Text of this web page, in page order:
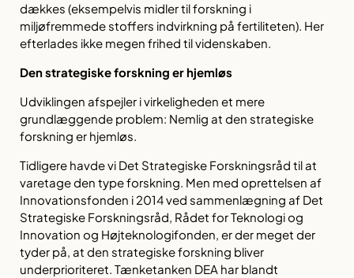
dækkes (eksempelvis midler til forskning i
miljøfremmede stoffers indvirkning på fertiliteten). Her
efterlades ikke megen frihed til videnskaben.
Den strategiske forskning er hjemløs
Udviklingen afspejler i virkeligheden et mere
grundlæggende problem: Nemlig at den strategiske
forskning er hjemløs.
Tidligere havde vi Det Strategiske Forskningsråd til at
varetage den type forskning. Men med oprettelsen af
Innovationsfonden i 2014 ved sammenlægning af Det
Strategiske Forskningsråd, Rådet for Teknologi og
Innovation og Højteknologifonden, er der meget der
tyder på, at den strategiske forskning bliver
underprioriteret. Tænketanken DEA har blandt